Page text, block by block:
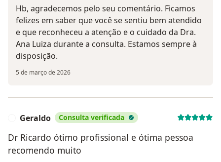
Hb, agradecemos pelo seu comentário. Ficamos
felizes em saber que você se sentiu bem atendido
e que reconheceu a atenção e o cuidado da Dra.
Ana Luiza durante a consulta. Estamos sempre à
disposição.
5 de março de 2026
Geraldo Consulta verificada
Dr Ricardo ótimo profissional e ótima pessoa
recomendo muito